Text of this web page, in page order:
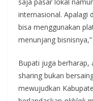
internasional. Apalagi
bisa menggunakan
menunjang
Bupati juga berharap,
sharing bukan
mewujudkan